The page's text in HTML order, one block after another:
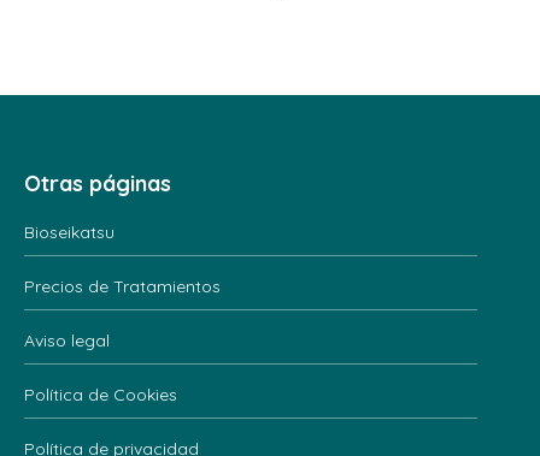
Otras páginas
Bioseikatsu
Precios de Tratamientos
Aviso legal
Política de Cookies
Política de privacidad